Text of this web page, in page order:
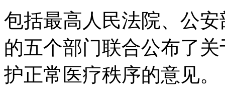
包括最高人民法院、公
的五个部门联合公布了
护正常医疗秩序的意见。